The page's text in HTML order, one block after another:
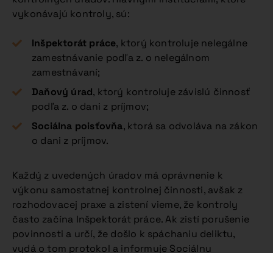
vykonávajú kontroly, sú:
Inšpektorát práce, ktorý kontroluje nelegálne
zamestnávanie podľa z. o nelegálnom
zamestnávaní;
Daňový úrad, ktorý kontroluje závislú činnosť
podľa z. o dani z príjmov;
Sociálna poisťovňa, ktorá sa odvoláva na zákon
o dani z príjmov.
Každý z uvedených úradov má oprávnenie k
výkonu samostatnej kontrolnej činnosti, avšak z
rozhodovacej praxe a zistení vieme, že kontroly
často začína Inšpektorát práce. Ak zistí porušenie
povinnosti a určí, že došlo k spáchaniu deliktu,
vydá o tom protokol a informuje Sociálnu